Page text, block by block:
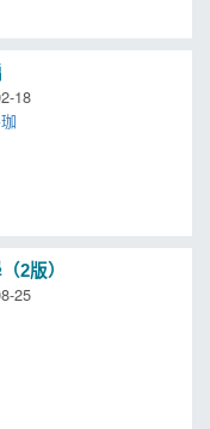
18
珈
2版）
25